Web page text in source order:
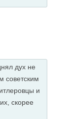
дух не
советским
и
скорее